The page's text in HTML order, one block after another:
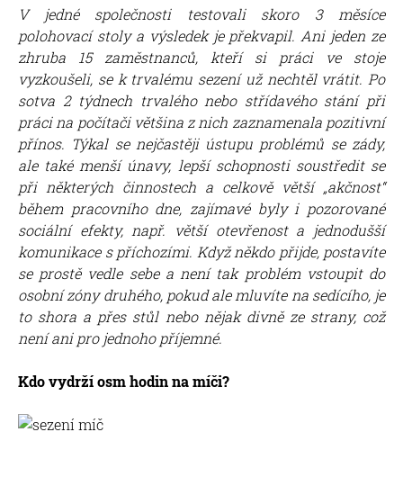
V jedné společnosti testovali skoro 3 měsíce
polohovací stolya výsledek je překvapil. Ani jeden ze
zhruba 15 zaměstnanců, kteří si práci ve stoje
vyzkoušeli, se k trvalému sezení už nechtěl vrátit. Po
sotva 2 týdnech trvalého nebo střídavého stání při
práci na počítači většina z nich zaznamenala pozitivní
přínos. Týkal se nejčastěji ústupu problémů se zády,
ale také menší únavy, lepší schopnosti soustředit se
při některých činnostech a celkově větší „akčnost“
během pracovního dne, zajímavé byly i pozorované
sociální efekty, např. větší otevřenost a jednodušší
komunikace s příchozími. Když někdo přijde, postavíte
se prostě vedle sebe a není tak problém vstoupit do
osobní zóny druhého, pokud ale mluvíte na sedícího, je
to shora a přes stůl nebo nějak divně ze strany, což
není ani pro jednoho příjemné.
Kdo vydrží osm hodin na míči?